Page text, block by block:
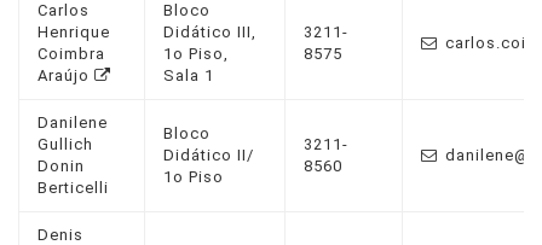
Carlos
Henrique
Coimbra
Araújo
Bloco
Didático III,
1o Piso,
Sala 1
3211-
8575
Danilene
Gullich
Donin
Berticelli
Bloco
Didático II/
1o Piso
3211-
8560
Denis